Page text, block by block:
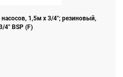
1,5м х 3/4"; резиновый,
4" BSP (F)